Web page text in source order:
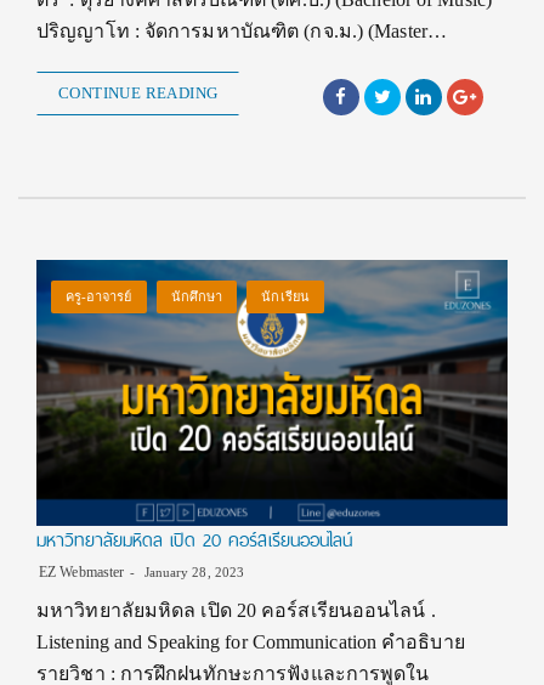
ปริญญาโท : จัดการมหาบัณฑิต (กจ.ม.) (Master…
CONTINUE READING
ครู-อาจารย์ นักศึกษา นักเรียน
มหาวิทยาลัยมหิดล เปิด 20 คอร์สเรียนออนไลน์
EZ Webmaster January 28, 2023
มหาวิทยาลัยมหิดล เปิด 20 คอร์สเรียนออนไลน์ .
Listening and Speaking for Communication คำอธิบาย
รายวิชา : การฝึกฝนทักษะการฟังและการพูดใน